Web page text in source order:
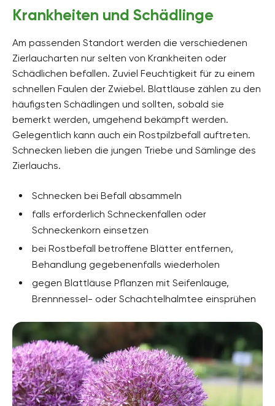
Krankheiten und Schädlinge
Am passenden Standort werden die verschiedenen
Zierlaucharten nur selten von Krankheiten oder
Schädlichen befallen. Zuviel Feuchtigkeit für zu einem
schnellen Faulen der Zwiebel. Blattläuse zählen zu den
häufigsten Schädlingen und sollten, sobald sie
bemerkt werden, umgehend bekämpft werden.
Gelegentlich kann auch ein Rostpilzbefall auftreten.
Schnecken lieben die jungen Triebe und Sämlinge des
Zierlauchs.
Schnecken bei Befall absammeln
falls erforderlich Schneckenfallen oder
Schneckenkorn einsetzen
bei Rostbefall betroffene Blätter entfernen,
Behandlung gegebenenfalls wiederholen
gegen Blattläuse Pflanzen mit Seifenlauge,
Brennnessel- oder Schachtelhalmtee einsprühen